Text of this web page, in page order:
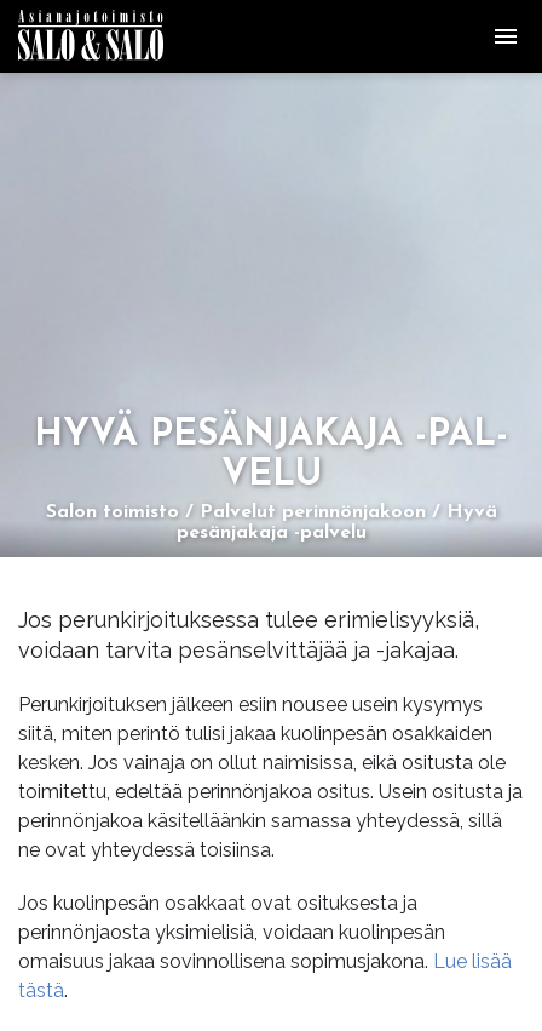
HYVÄ PE­SÄN­JA­KA­JA -PAL­
VE­LU
Salon toimisto Palvelut perinnönjakoon
Hyvä
pesänjakaja -palvelu
Jos perunkirjoituksessa tulee erimielisyyksiä,
voidaan tarvita pesänselvittäjää ja -jakajaa.
Perunkirjoituksen jälkeen esiin nousee usein kysymys
siitä, miten perintö tulisi jakaa kuolinpesän osakkaiden
kesken. Jos vainaja on ollut naimisissa, eikä ositusta ole
toimitettu, edeltää perinnönjakoa ositus. Usein ositusta ja
perinnönjakoa käsitelläänkin samassa yhteydessä, sillä
ne ovat yhteydessä toisiinsa.
Jos kuolinpesän osakkaat ovat osituksesta ja
perinnönjaosta yksimielisiä, voidaan kuolinpesän
omaisuus jakaa sovinnollisena sopimusjakona. Lue lisää
tästä.